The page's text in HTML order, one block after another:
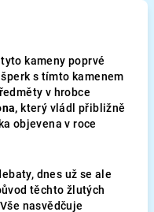
kameny poprvé
šperk s tímto kamenem
v hrobce
který vládl přibližně
objevena v roce
dnes už se ale
těchto žlutých
nasvědčuje